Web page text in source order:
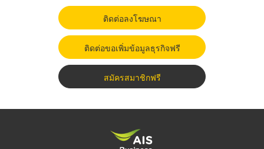
ติดต่อลงโฆษณา
ติดต่อขอเพิ่มข้อมูลธุรกิจฟรี
สมัครสมาชิกฟรี